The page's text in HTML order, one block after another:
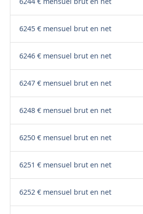
6245 € mensuel brut en net
6246 € mensuel brut en net
6247 € mensuel brut en net
6248 € mensuel brut en net
6250 € mensuel brut en net
6251 € mensuel brut en net
6252 € mensuel brut en net